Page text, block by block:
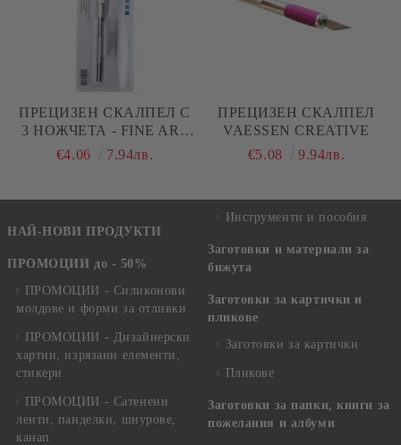
ПРЕЦИЗЕН СКАЛПЕЛ С
3 НОЖЧЕТА - FINE ART
KNIFE - ARTEMIO
€4.06 7.94лв.
ПРЕЦИЗЕН СКАЛПЕЛ
VAESSEN CREATIVE
€5.08
9.94лв.
НАЙ-НОВИ ПРОДУКТИ
ПРОМОЦИИ до - 50%
ПРОМОЦИИ - Силиконови
молдове и форми за отливки
ПРОМОЦИИ - Дизайнерски
хартии, изрязани елементи,
стикери
ПРОМОЦИИ - Сатенени
ленти, панделки, шнурове,
канап
Инструменти и пособия
Заготовки и материали за
бижута
Заготовки за картички и
пликове
Заготовки за картички
Пликове
Заготовки за папки, книги за
пожелания и албуми